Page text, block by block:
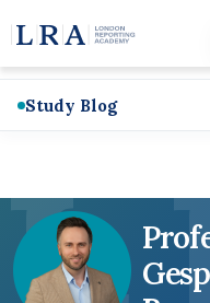
Study Blog